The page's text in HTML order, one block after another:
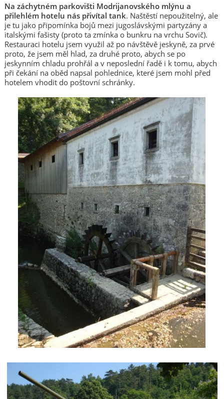
Na záchytném parkovišti Modrijanovského mlýnu a
přilehlém hotelu nás přivítal tank. Naštěstí nepoužitelný, ale
je tu jako připomínka bojů mezi jugoslávskými partyzány a
italskými fašisty (proto ta zmínka o bunkru na vrchu Sovič).
Restauraci hotelu jsem využil až po návštěvě jeskyně, za prvé
proto, že jsem měl hlad, za druhé proto, abych se po
jeskynním chladu prohřál a v neposlední řadě i k tomu, abych
při čekání na oběd napsal pohlednice, které jsem mohl před
hotelem vhodit do poštovní schránky.